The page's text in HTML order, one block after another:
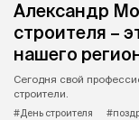
Александр
строителя –
нашего
Сегодня свой
строители.
#День строителя